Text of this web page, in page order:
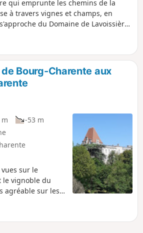
qui emprunte les chemins de la
à travers vignes et champs, en
du Domaine de Lavoissière
se diriger vers le Domaine de
vous pouvez également vous
Bourg-Charente aux
m
-53 m
sur le
le vignoble du
agréable sur les